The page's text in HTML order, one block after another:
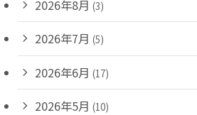
2026年8月 (3)
2026年7月 (5)
2026年6月 (17)
2026年5月 (10)